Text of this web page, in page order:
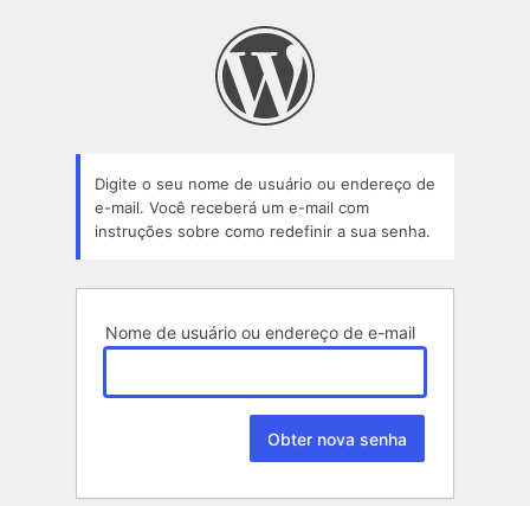
Digite o seu nome de usuário ou endereço de
e-mail. Você receberá um e-mail com
instruções sobre como redefinir a sua senha.
Nome de usuário ou endereço de e-mail